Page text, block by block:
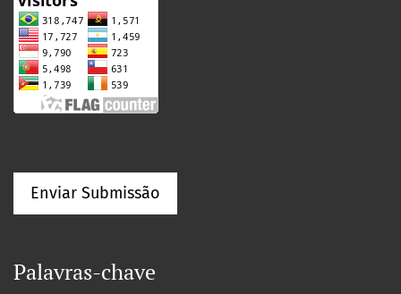
Enviar Submissão
Palavras-chave